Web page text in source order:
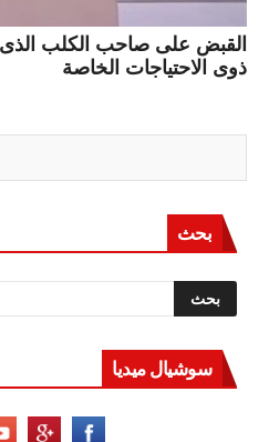
القبض على صاحب الكلب
ذوى الاحتياجات الخاصة
بحث
سوشيال ميديا